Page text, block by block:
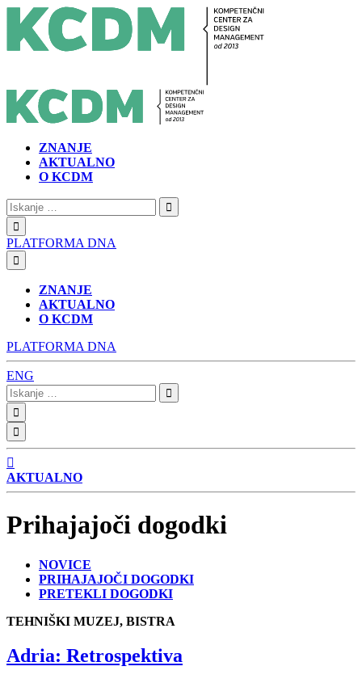
ZNANJE
AKTUALNO
O KCDM
Iskanje:
PLATFORMA DNA
ZNANJE
AKTUALNO
O KCDM
PLATFORMA DNA
ENG
Iskanje:
AKTUALNO
Prihajajoči dogodki
NOVICE
PRIHAJAJOČI DOGODKI
PRETEKLI DOGODKI
TEHNIŠKI MUZEJ, BISTRA
Adria: Retrospektiva